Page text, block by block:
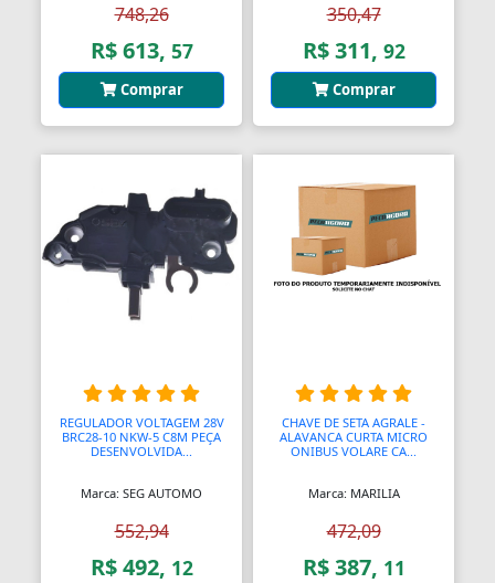
Barras de Ling
Bases
Bases para Cadeiras
Batedeiras
Batedores
Bicicletários
Bicos Unidades Injetoras
Bielas
748,26
R$ 613, 57
Comprar
350,47
R$ 311, 92
Comprar
REGULADOR VOLTAGEM 28V
BRC28-10 NKW-5 C8M PEÇA
DESENVOLVIDA...
Marca: SEG AUTOMO
552,94
R$ 492, 12
CHAVE DE SETA AGRALE -
ALAVANCA CURTA MICRO
ONIBUS VOLARE CA...
Marca: MARILIA
472,09
R$ 387, 11